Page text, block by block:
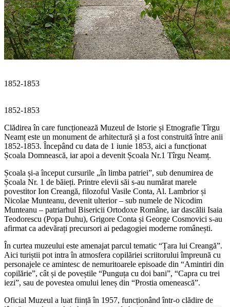
1852-1853
1852-1853
Clădirea în care funcționează Muzeul de Istorie și Etnografie Tîrgu
Neamț este un monument de arhitectură și a fost construită între anii
1852-1853. Începând cu data de 1 iunie 1853, aici a funcționat
Școala Domnească, iar apoi a devenit Școala Nr.1 Tîrgu Neamț.
Școala și-a început cursurile „în limba patriei”, sub denumirea de
Școala Nr. 1 de băieți. Printre elevii săi s-au numărat marele
povestitor Ion Creangă, filozoful Vasile Conta, Al. Lambrior și
Nicolae Munteanu, devenit ulterior – sub numele de Nicodim
Munteanu – patriarhul Bisericii Ortodoxe Române, iar dascălii Isaia
Teodorescu (Popa Duhu), Grigore Conta și George Cosmovici s-au
afirmat ca adevărați precursori ai pedagogiei moderne românești.
În curtea muzeului este amenajat parcul tematic “Țara lui Creangă”.
Aici turiștii pot intra în atmosfera copilăriei scriitorului împreună cu
personajele ce amintesc de nemuritoarele episoade din “Amintiri din
copilărie”, cât și de poveștile “Punguța cu doi bani”, “Capra cu trei
iezi”, sau de povestea omului leneș din “Prostia omenească”.
Oficial Muzeul a luat ființă în 1957, funcționând într-o clădire de